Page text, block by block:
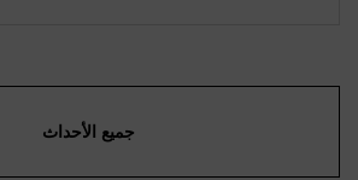
جميع الأحداث